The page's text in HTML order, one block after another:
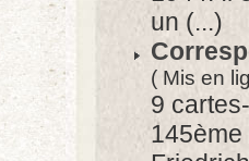
un (...)
( Mis en
9